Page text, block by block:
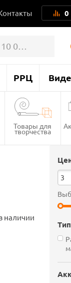
0
РРЦ
Товары для
творчества
Тип
наличии